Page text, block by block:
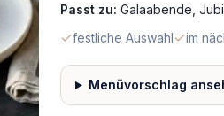
Passt zu: Galaabende,
festliche Auswahl
im
Menüvorschlag